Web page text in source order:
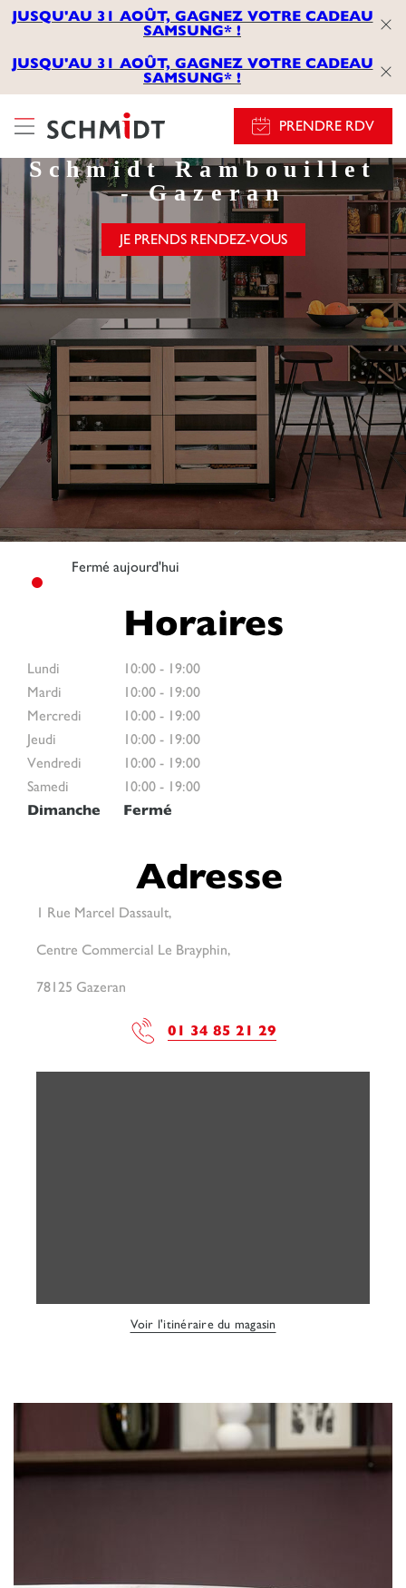
JUSQU'AU 31 AOÛT, GAGNEZ VOTRE CADEAU
SAMSUNG* !
JUSQU'AU 31 AOÛT, GAGNEZ VOTRE CADEAU
SAMSUNG* !
PRENDRE RDV
Accueil Magasins Rambouillet - Gazeran
SchmidtRambouillet
- Gazeran
JE PRENDS RENDEZ-VOUS
Fermé aujourd'hui
Horaires
Lundi 10:00 - 19:00
Mardi
10:00 - 19:00
Mercredi
10:00 - 19:00
Jeudi
10:00 - 19:00
Vendredi
10:00 - 19:00
Samedi
10:00 - 19:00
Dimanche
Fermé
Adresse
1 Rue Marcel Dassault,
Centre Commercial Le Brayphin,
78125 Gazeran
01 34 85 21 29
Voir l'itinéraire du magasin